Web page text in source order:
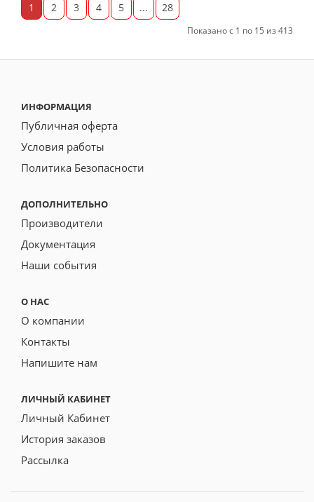
1 2 3 4 5 ... 28
Показано с 1 по 15 из 413
ИНФОРМАЦИЯ
Публичная оферта
Условия работы
Политика Безопасности
ДОПОЛНИТЕЛЬНО
Производители
Документация
Наши события
О НАС
О компании
Контакты
Напишите нам
ЛИЧНЫЙ КАБИНЕТ
Личный Кабинет
История заказов
Рассылка